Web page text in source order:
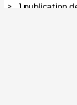
1 publication